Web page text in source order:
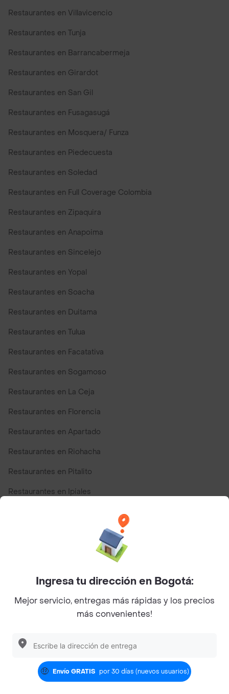
Restaurantes en Villavicencio
Restaurantes en Tunja
Restaurantes en Barrancabermeja
Restaurantes en Girardot
Restaurantes en San Gil
Restaurantes en Fusagasugá
Restaurantes en Mosquera/ Funza
Restaurantes en Piedecuesta
Restaurantes en Soledad
Restaurantes en Full Coverage Colombia
Restaurantes en Zipaquira
Restaurantes en Anapoima
Restaurantes en Sincelejo
Restaurantes en Yopal
Restaurantes en Soacha
Restaurantes en Duitama
Restaurantes en Tulua
Restaurantes en Facatativa
Restaurantes en Sogamoso
Restaurantes en La Ceja
Restaurantes en Florencia
Restaurantes en Apartado
Restaurantes en Riohacha
Restaurantes en Pitalito
Restaurantes en Ipiales
Top Marcas y Cadenas de Restaurantes
Encuéntranos en estos países
App Store Google play
Restaurantes cerca de mi para pedir Comida a Domicilio -
Ingresa tu dirección en Bogotá:
Mejor servicio, entregas más rápidas y los precios
más convenientes!
Usar mi ubicación actual